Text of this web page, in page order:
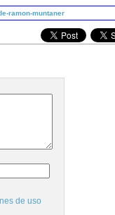
ramon-muntaner
de uso